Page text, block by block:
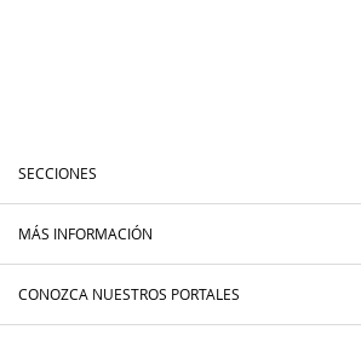
SECCIONES
MÁS INFORMACIÓN
CONOZCA NUESTROS PORTALES